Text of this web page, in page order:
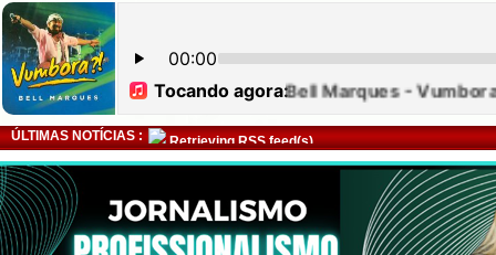
ÚLTIMAS NOTÍCIAS : Retrieving RSS feed(s)